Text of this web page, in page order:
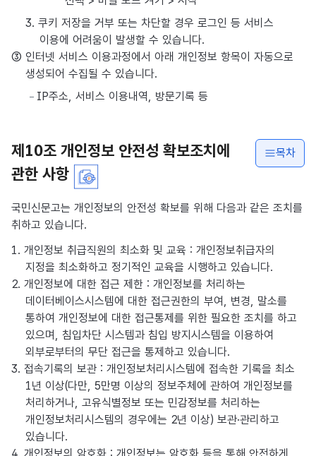
3. 쿠키 저장을 거부 또는 차단할 경우 로그인 등 서비스
이용에 어려움이 발생할 수 있습니다.
③ 인터넷 서비스 이용과정에서 아래 개인정보 항목이 자동으로
생성되어 수집될 수 있습니다.
IP주소, 서비스 이용내역, 방문기록 등
제10조 개인정보 안전성 확보조치에
관한 사항
목차
국민신문고는 개인정보의 안전성 확보를 위해 다음과 같은 조치를
취하고 있습니다.
1. 개인정보 취급직원의 최소화 및 교육 : 개인정보취급자의
지정을 최소화하고 정기적인 교육을 시행하고 있습니다.
2. 개인정보에 대한 접근 제한 : 개인정보를 처리하는
데이터베이스시스템에 대한 접근권한의 부여, 변경, 말소를
통하여 개인정보에 대한 접근통제를 위한 필요한 조치를 하고
있으며, 침입차단 시스템과 침입 방지시스템을 이용하여
외부로부터의 무단 접근을 통제하고 있습니다.
3. 접속기록의 보관 : 개인정보처리시스템에 접속한 기록을 최소
1년 이상(다만, 5만명 이상의 정보주체에 관하여 개인정보를
처리하거나, 고유식별정보 또는 민감정보를 처리하는
개인정보처리시스템의 경우에는 2년 이상) 보관·관리하고
있습니다.